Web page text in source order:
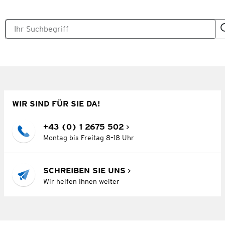
WIR SIND FÜR SIE DA!
+43 (0) 1 2675 502
Montag bis Freitag 8–18 Uhr
SCHREIBEN SIE UNS
Wir helfen Ihnen weiter